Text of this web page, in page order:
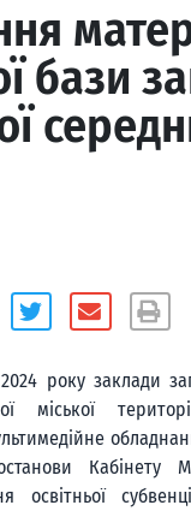
бази
року заклади
міської
Кабінету
освітньої